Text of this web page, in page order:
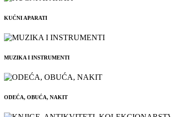
KUĆNI APARATI
MUZIKA I INSTRUMENTI
ODEĆA, OBUĆA, NAKIT